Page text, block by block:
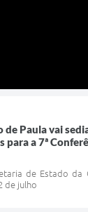
de Paula vai
para a 7ª
de Estado da
de julho